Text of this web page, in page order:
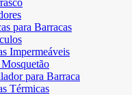
para Barracas
Impermeáveis
para Barraca
Térmicas